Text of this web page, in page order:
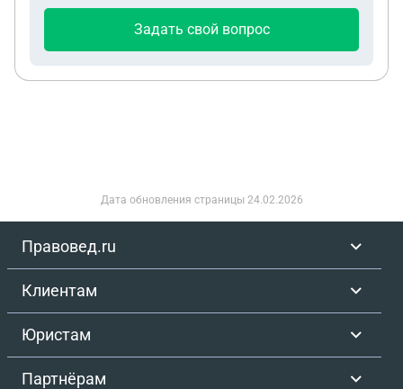
Задать свой вопрос
Дата обновления страницы 24.02.2026
Правовед.ru
Клиентам
Юристам
Партнёрам